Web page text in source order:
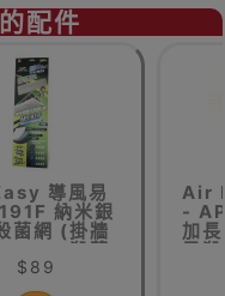
配件
導風易
納米銀
菌網 (掛牆
殺菌
網更換
$89
Air
-
加
子